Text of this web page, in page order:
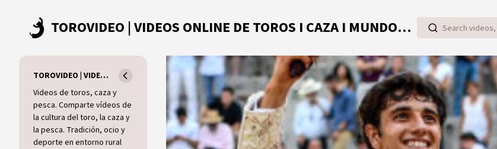
TOROVIDEO | VIDEOS ONLINE DE TOROS I CAZA I MUNDO RURAL
TOROVIDEO | VIDEOS ONLINE DE TOROS I CAZA I MUNDO RURAL
Videos de toros, caza y
pesca. Comparte vídeos de
la cultura del toro, la caza y
la pesca. Tradición, ocio y
deporte en entorno rural